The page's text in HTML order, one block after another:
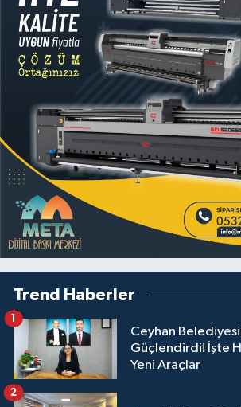
Trend Haberler
Ceyhan Belediyesi
Güçlendirdi! İşte
Yeni Araçlar
1
2